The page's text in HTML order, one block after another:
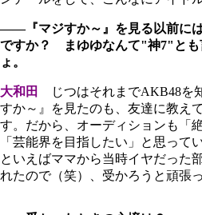
――『マジすか～』を見る以前に
ですか？ まゆゆなんて"神7"とも
ょ。
大和田
じつはそれまでAKB48を
すか～』を見たのも、友達に教え
す。だから、オーディションも「
「芸能界を目指したい」と思って
といえばママから当時イヤだった
れたので（笑）、受かろうと頑張